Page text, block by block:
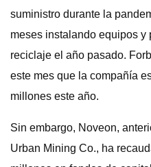
suministro durante la
meses instalando equipos y
reciclaje el año pasado.
este mes que la compañía
millones este año.
Sin embargo, Noveon,
Urban Mining Co., ha